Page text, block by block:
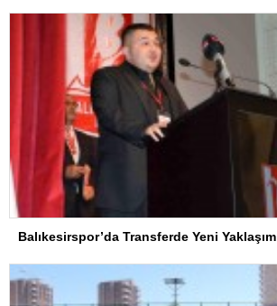
Balıkesirspor’da Transferde Yeni Yaklaşım